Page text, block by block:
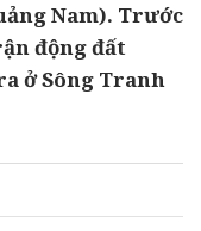
Nam). Trước
động đất
ở Sông Tranh